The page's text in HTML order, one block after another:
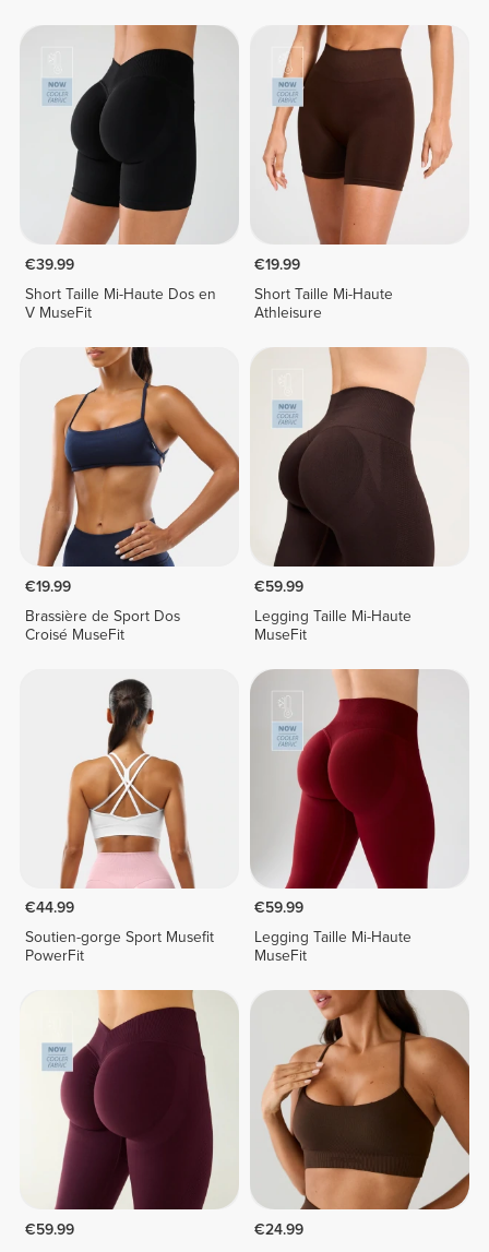
€39.99
Short Taille Mi-Haute Dos en
V MuseFit
€19.99
Short Taille Mi-Haute
Athleisure
€19.99
Brassière de Sport Dos
Croisé MuseFit
€59.99
Legging Taille Mi-Haute
MuseFit
€44.99
Soutien-gorge Sport Musefit
PowerFit
€59.99
Legging Taille Mi-Haute
MuseFit
€59.99
€24.99